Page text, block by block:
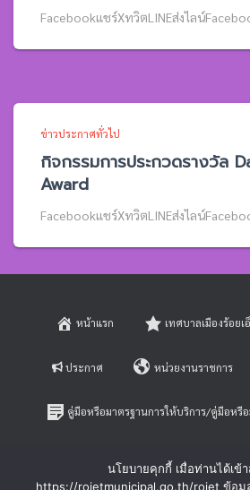
Facebookแชร์XทวิตLINEส่งไลน์
ข่าวประกาศทั่วไป
กิจกรรมการประกวดรางวัล
Award
Facebookแชร์XทวิตLINEส่งไลน์
หน้าแรก เทศบาลเมืองร้อยเ
ประกาศ หน่วยงานราชการ
คู่มือหรือมาตรฐานการให้บริการ/คู่มือหรื
นโยบายคุกกี้ เมื่อท่านได้เข้า
https://roietmunicipal.go.th/roiet ข้อมู